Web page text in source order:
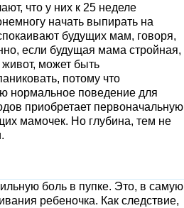
что у них к 25 неделе
начать выпирать на
будущих мам, говоря,
если будущая мама стройная,
может быть
потому что
нормальное поведение для
приобретает первоначальную
мамочек. Но глубина, тем не
боль в пупке. Это, в самую
ребеночка. Как следствие,